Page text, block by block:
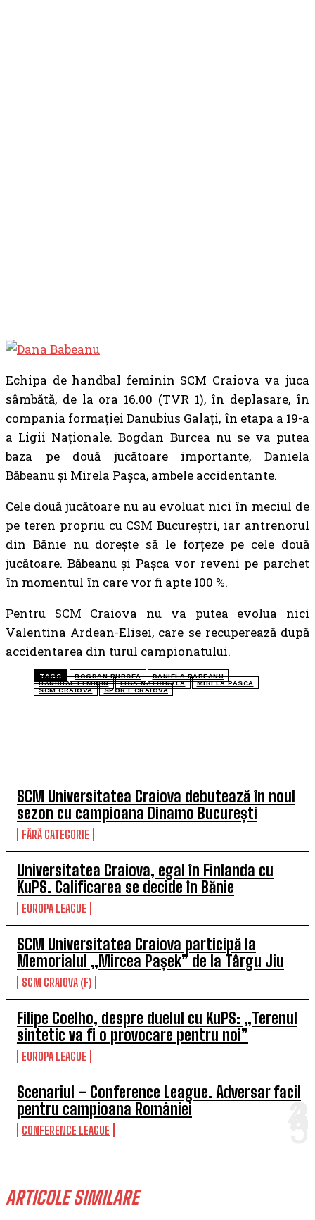
SCM Universitatea Craiova debutează în noul
sezon cu campioana Dinamo București
FĂRĂ CATEGORIE
Universitatea Craiova, egal în Finlanda cu
KuPS. Calificarea se decide în Bănie
EUROPA LEAGUE
SCM Universitatea Craiova participă la
Memorialul „Mircea Pașek” de la Târgu Jiu
SCM CRAIOVA (F)
Filipe Coelho, despre duelul cu KuPS: „Terenul
sintetic va fi o provocare pentru noi”
EUROPA LEAGUE
Scenariul – Conference League. Adversar facil
pentru campioana României
CONFERENCE LEAGUE
ARTICOLE SIMILARE
Echipa de handbal feminin SCM Craiova va juca
sâmbătă, de la ora 16.00 (TVR 1), în deplasare, în
compania formației Danubius Galați, în etapa a 19-a
a Ligii Naționale. Bogdan Burcea nu se va putea
baza pe două jucătoare importante, Daniela
Băbeanu și Mirela Pașca, ambele accidentante.
Cele două jucătoare nu au evoluat nici în meciul de
pe teren propriu cu CSM Bucureștri, iar antrenorul
din Bănie nu dorește să le forțeze pe cele două
jucătoare. Băbeanu și Pașca vor reveni pe parchet
în momentul în care vor fi apte 100 %.
Pentru SCM Craiova nu va putea evolua nici
Valentina Ardean-Elisei, care se recuperează după
accidentarea din turul campionatului.
TAGS BOGDAN BURCEA
DANIELA BABEANU
HANDBAL FEMININ
LIGA NATIONALA
MIRELA PASCA
SCM CRAIOVA
SPORT CRAIOVA